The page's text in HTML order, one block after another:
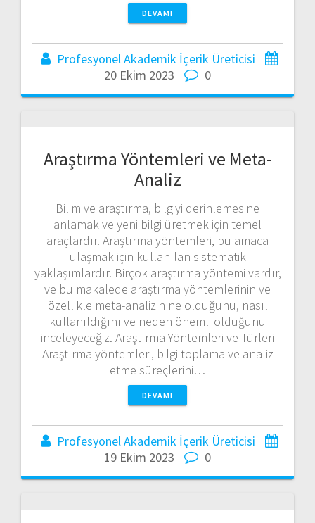
DEVAMI
Profesyonel Akademik İçerik Üreticisi
20 Ekim 2023
0
Araştırma Yöntemleri ve Meta-
Analiz
Bilim ve araştırma, bilgiyi derinlemesine
anlamak ve yeni bilgi üretmek için temel
araçlardır. Araştırma yöntemleri, bu amaca
ulaşmak için kullanılan sistematik
yaklaşımlardır. Birçok araştırma yöntemi vardır,
ve bu makalede araştırma yöntemlerinin ve
özellikle meta-analizin ne olduğunu, nasıl
kullanıldığını ve neden önemli olduğunu
inceleyeceğiz. Araştırma Yöntemleri ve Türleri
Araştırma yöntemleri, bilgi toplama ve analiz
etme süreçlerini…
DEVAMI
Profesyonel Akademik İçerik Üreticisi
19 Ekim 2023
0